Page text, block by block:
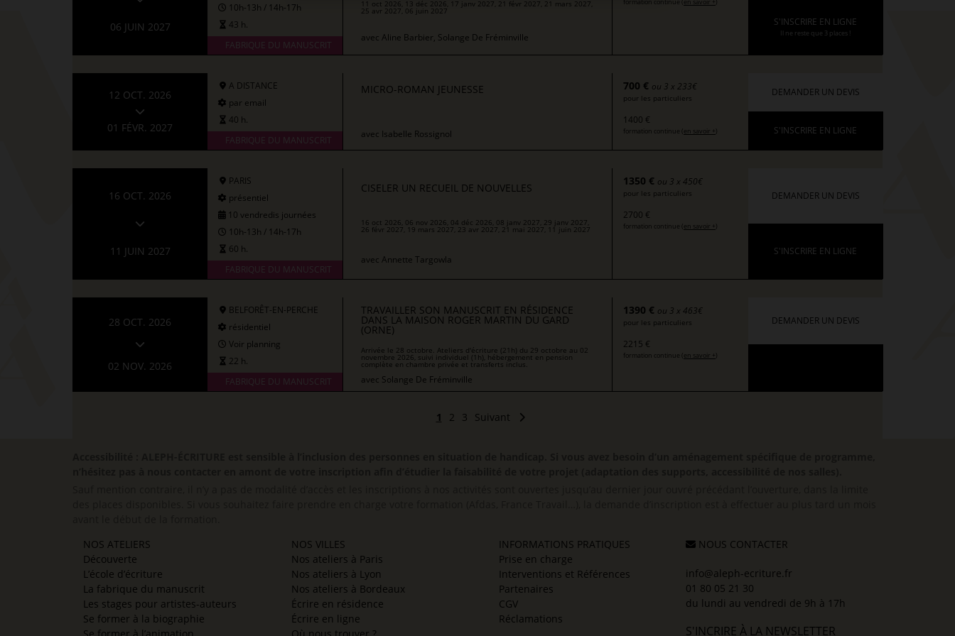
06 JUIN 2027
10h-13h / 14h-17h
43 h.
FABRIQUE DU MANUSCRIT
11 oct 2026, 13 déc 2026, 17 janv 2027, 21 févr 2027, 21 mars 2027,
25 avr 2027, 06 juin 2027
avec Aline Barbier, Solange De Fréminville
S'INSCRIRE EN LIGNE
Il ne reste que 3 places !
12 OCT. 2026
01 FÉVR. 2027
A DISTANCE
par email
40 h.
FABRIQUE DU MANUSCRIT
MICRO-ROMAN JEUNESSE
avec Isabelle Rossignol
700 € ou 3 x 233€
pour les particuliers
1400 €
formation continue ( en savoir + )
DEMANDER UN DEVIS
S'INSCRIRE EN LIGNE
16 OCT. 2026
11 JUIN 2027
PARIS
présentiel
10 vendredis journées
10h-13h / 14h-17h
60 h.
FABRIQUE DU MANUSCRIT
CISELER UN RECUEIL DE NOUVELLES
16 oct 2026, 06 nov 2026, 04 déc 2026, 08 janv 2027, 29 janv 2027,
26 févr 2027, 19 mars 2027, 23 avr 2027, 21 mai 2027, 11 juin 2027
avec Annette Targowla
1350 € ou 3 x 450€
pour les particuliers
2700 €
formation continue ( en savoir + )
DEMANDER UN DEVIS
S'INSCRIRE EN LIGNE
28 OCT. 2026
02 NOV. 2026
BELFORÊT-EN-PERCHE
résidentiel
Voir planning
22 h.
FABRIQUE DU MANUSCRIT
TRAVAILLER SON MANUSCRIT EN RÉSIDENCE
DANS LA MAISON ROGER MARTIN DU GARD
(ORNE)
Arrivée le 28 octobre. Ateliers d'écriture (21h) du 29 octobre au 02
novembre 2026, suivi individuel (1h), hébergement en pension
complète en chambre privée et transferts inclus.
avec Solange De Fréminville
1390 € ou 3 x 463€
pour les particuliers
2215 €
formation continue ( en savoir + )
DEMANDER UN DEVIS
1 2 3 Suivant
NOS ATELIERS
Découverte
L’école d’écriture
La fabrique du manuscrit
Les stages pour artistes-auteurs
Se former à la biographie
NOS VILLES
Nos ateliers à Paris
Nos ateliers à Lyon
Nos ateliers à Bordeaux
Écrire en résidence
Écrire en ligne
INFORMATIONS PRATIQUES
Prise en charge
Interventions et Références
Partenaires
CGV
Réclamations
NOUS CONTACTER
info@aleph-ecriture.fr
01 80 05 21 30
du lundi au vendredi de 9h à 17h
S'INCRIRE À LA NEWSLETTER